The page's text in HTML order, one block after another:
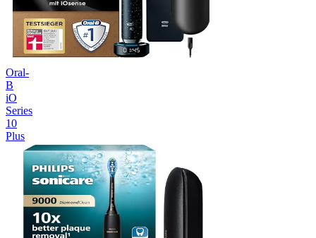
Oral-
B
iO
Series
10
Plus